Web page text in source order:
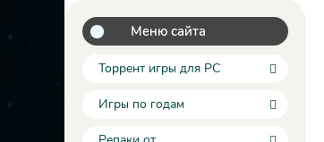
Меню сайта
Торрент игры для PC
Игры по годам